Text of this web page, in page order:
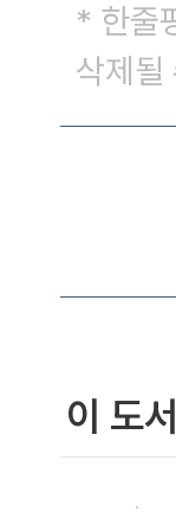
* 한줄
삭제될
이 도